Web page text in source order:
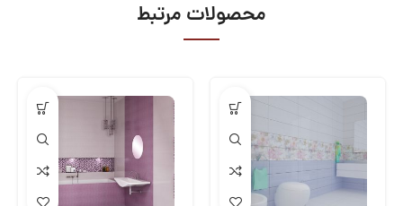
محصولات مرتبط